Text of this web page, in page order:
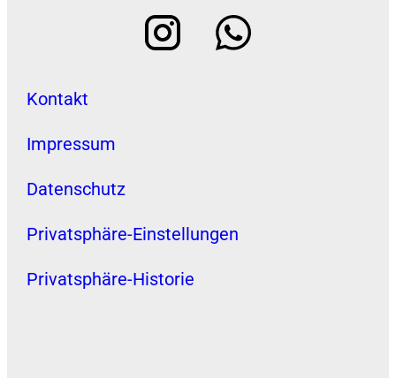
Kontakt
Impressum
Datenschutz
Privatsphäre-Einstellungen
Privatsphäre-Historie